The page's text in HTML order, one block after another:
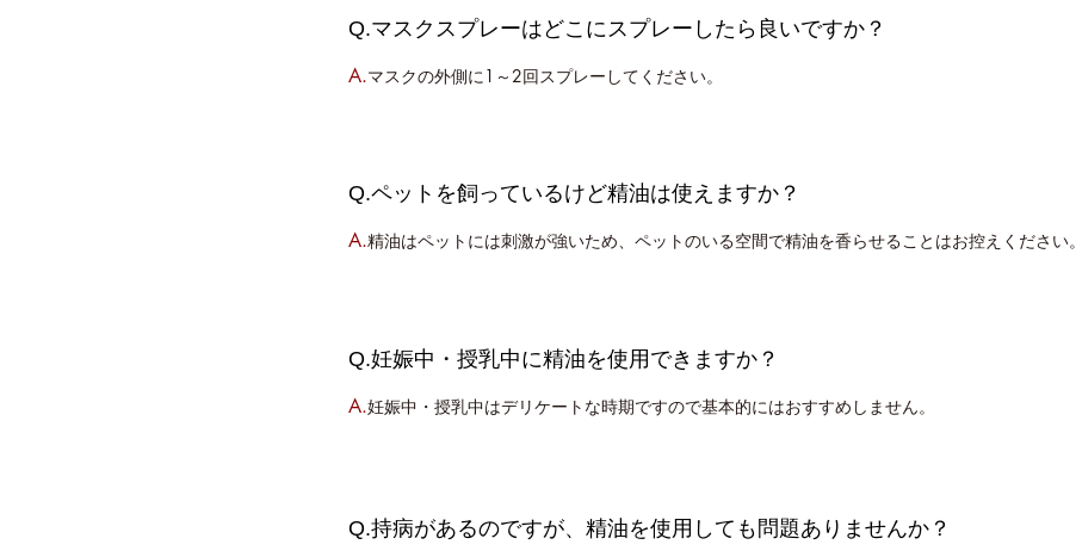
Q.マスクスプレーはどこにスプレーしたら良いですか？
A.マスクの外側に1～2回スプレーしてください。
Q.ペットを飼っているけど精油は使えますか？
A.精油はペットには刺激が強いため、ペットのいる空間で精油を香らせることはお控えください。
Q.妊娠中・授乳中に精油を使用できますか？
A.妊娠中・授乳中はデリケートな時期ですので基本的にはおすすめしません。
Q.持病があるのですが、精油を使用しても問題ありませんか？